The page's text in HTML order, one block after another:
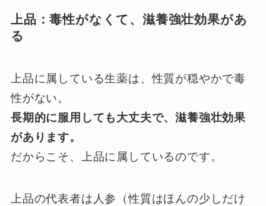
上品：毒性がなくて、滋養強壮効果があ
る
上品に属している生薬は、性質が穏やかで毒
性がない。
長期的に服用しても大丈夫で、滋養強壮効果
があります。
だからこそ、上品に属しているのです。
上品の代表者は人参（性質はほんの少しだけ